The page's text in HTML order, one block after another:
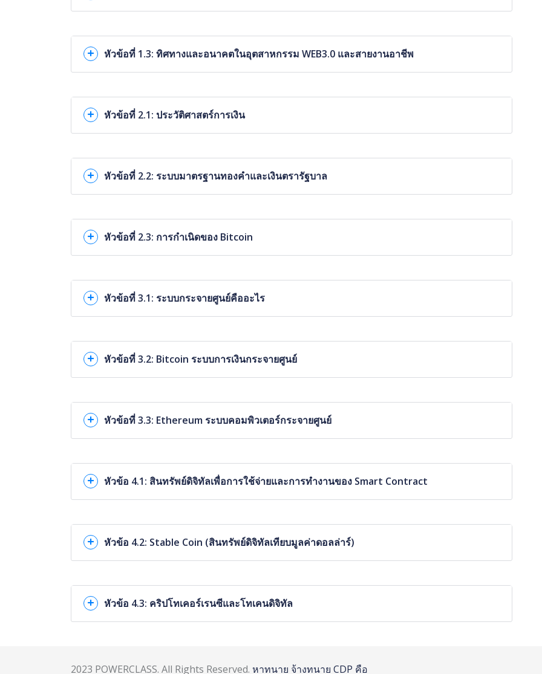
หัวข้อที่ 1.3: ทิศทางและอนาคตในอุตสาหกรรม WEB3.0 และสายงานอาชีพ
หัวข้อที่ 2.1: ประวัติศาสตร์การเงิน
หัวข้อที่ 2.2: ระบบมาตรฐานทองคำและเงินตรารัฐบาล
หัวข้อที่ 2.3: การกำเนิดของ Bitcoin
หัวข้อที่ 3.1: ระบบกระจายศูนย์คืออะไร
หัวข้อที่ 3.2: Bitcoin ระบบการเงินกระจายศูนย์
หัวข้อที่ 3.3: Ethereum ระบบคอมพิวเตอร์กระจายศูนย์
หัวข้อ 4.1: สินทรัพย์ดิจิทัลเพื่อการใช้จ่ายและการทำงานของ Smart Contract
หัวข้อ 4.2: Stable Coin (สินทรัพย์ดิจิทัลเทียบมูลค่าดอลล่าร์)
หัวข้อ 4.3: คริปโทเคอร์เรนซีและโทเคนดิจิทัล
2023 POWERCLASS. All Rights Reserved. หาทนาย จ้างทนาย CDP คือ